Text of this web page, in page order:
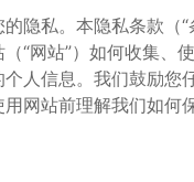
隐私。本隐私条款（“
“网站”）如何收集、
人信息。我们鼓励您
网站前理解我们如何